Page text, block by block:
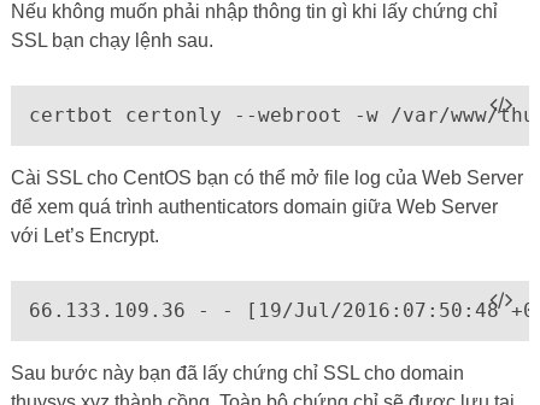
Nếu không muốn phải nhập thông tin gì khi lấy chứng chỉ
SSL bạn chạy lệnh sau.
certbot certonly --webroot -w /var/www/
Cài SSL cho CentOS bạn có thể mở file log của Web Server
để xem quá trình authenticators domain giữa Web Server
với Let’s Encrypt.
66.133.109.36 - - [19/Jul/2016:07:50:48
Sau bước này bạn đã lấy chứng chỉ SSL cho domain